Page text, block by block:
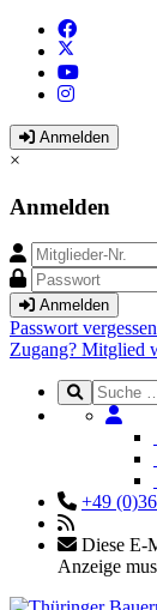
Anmelden
×
Anmelden
Anmelden
Passwort
Zugang? Mitglied
+49
Diese E-
Anzeige